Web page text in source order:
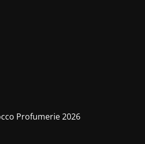
Profumerie 2026